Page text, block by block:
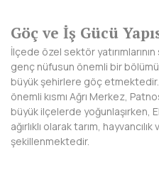
ISPARTA
KAHRAMANMARAŞ
KARABÜK
KARAMAN
Göç ve İş Gücü
İlçede özel sektör
genç nüfusun önemli bir bölümü
büyük şehirlere göç etmektedir.
önemli kısmı Ağrı Merkez,
büyük ilçelerde
ağırlıklı olarak tarım,
şekillenmektedir.